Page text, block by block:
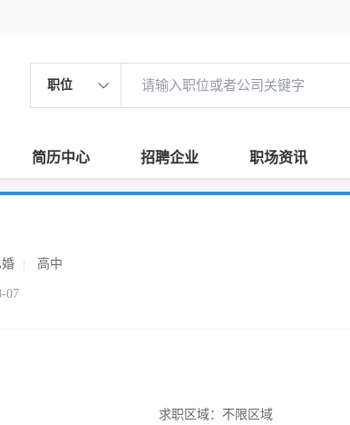
职位
简历中心 招聘企业 职场资讯
婚 高中
07
求职区域： 不限区域